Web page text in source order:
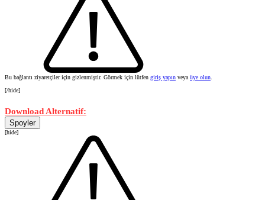
Bu bağlantı ziyaretçiler için gizlenmiştir. Görmek için lütfen giriş yapın veyaüye olun.
[/hide]
Download Alternatif:
Spoyler
[hide]